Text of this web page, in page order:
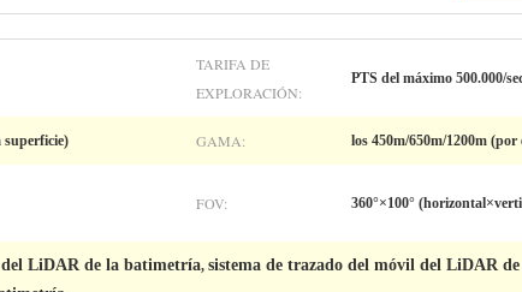
TARIFA DE
EXPLORACIÓN:
PTS del máximo 500.000/
superficie) GAMA: los 450m/650m/1200m
FOV: 360°×100°
LiDAR de la batimetría, sistema de trazado del móvil del LiDAR de